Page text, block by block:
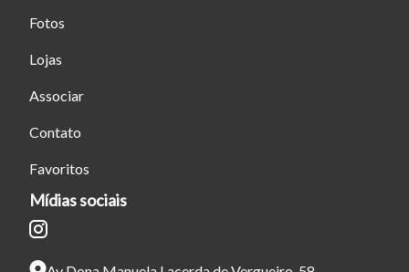
Fotos
Lojas
Associar
Contato
Favoritos
Mídias sociais